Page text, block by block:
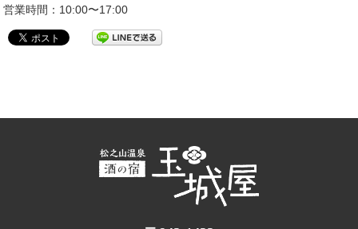
営業時間：10:00〜17:00